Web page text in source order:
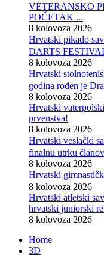
VETERANSKO
POČETAK ...
8 kolovoza 2026
Hrvatski pikado
DARTS
8 kolovoza 2026
Hrvatski
godina rođen je
8 kolovoza 2026
Hrvatski
prvenstva!
8 kolovoza 2026
Hrvatski veslački
finalnu utrku
8 kolovoza 2026
Hrvatski
8 kolovoza 2026
Hrvatski atletski
hrvatski juniorski
8 kolovoza 2026
Home
3D